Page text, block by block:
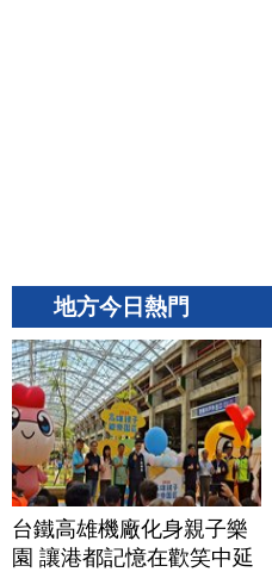
地方今日熱門
台鐵高雄機廠化身親子樂
園 讓港都記憶在歡笑中延